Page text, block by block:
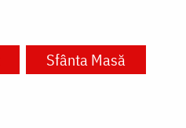
Sfânta Masă